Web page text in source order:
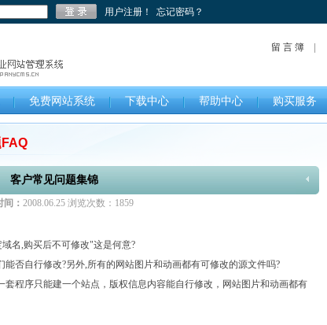
用户注册！ 忘记密码？
留 言 簿
免费网站系统 下载中心 帮助中心 购买服务
客户常见问题集锦
： 2008.06.25 浏览次数： 1859
名,购买后不可修改"这是何意?
否自行修改?另外,所有的网站图片和动画都有可修改的源文件吗?
程序只能建一个站点，版权信息内容能自行修改，网站图片和动画都有